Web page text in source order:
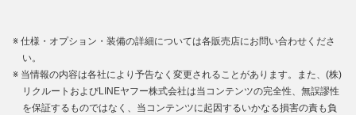
仕様・オプション・装備の詳細については各販売店にお問い合わせくださ
い。
当情報の内容は各社により予告なく変更されることがあります。また、(株)
リクルートおよびLINEヤフー株式会社は当コンテンツの完全性、無誤謬性
を保証するものではなく、当コンテンツに起因するいかなる損害の責も負